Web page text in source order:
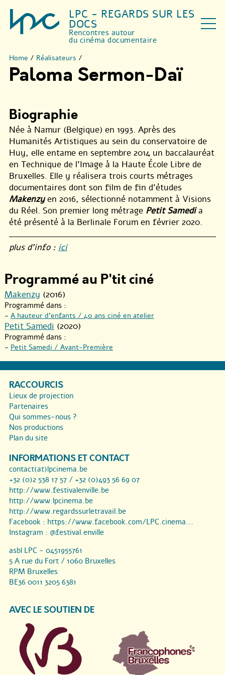
LPC - REGARDS SUR LES
DOCS
Rencontres autour
du cinéma documentaire
Home / Réalisateurs /
Paloma Sermon-Daï
Biographie
Née à Namur (Belgique) en 1993. Après des
Humanités Artistiques au sein du conservatoire de
Huy, elle entame en septembre 2014 un baccalauréat
en Technique de l’Image à la Haute École Libre de
Bruxelles. Elle y réalisera trois courts métrages
documentaires dont son film de fin d’études
Makenzy en 2016, sélectionné notamment à Visions
du Réel. Son premier long métrage Petit Samedi a
été présenté à la Berlinale Forum en février 2020.
plus d’info : ici
Programmé au P'tit ciné
Makenzy (2016)
Programmé dans :
- A hauteur d’enfants / 40 ans ciné en atelier
Petit Samedi (2020)
Programmé dans :
- Petit Samedi / Avant-Première
RACCOURCIS
Lieux de projection
Partenaires
Qui sommes-nous ?
Nos productions
Plan du site
INFORMATIONS ET CONTACT
contact(at)lpcinema.be
+32 (0)2 538 17 57 / +32 (0)493 56 69 07
http://www.festivalenville.be
http://www.lpcinema.be
http://www.regardssurletravail.be
Facebook : https://www.facebook.com/LPC.cinema...
Instagram : @festival.enville
asbl LPC - 0451955761
5 A rue du Fort / 1060 Bruxelles
RPM Bruxelles
BE36 0011 3205 6381
AVEC LE SOUTIEN DE